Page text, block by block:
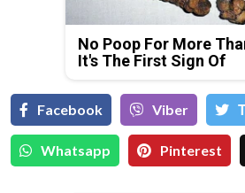
No Poop For More
It's The First Sign Of
Facebook Viber
Whatsapp Pinterest